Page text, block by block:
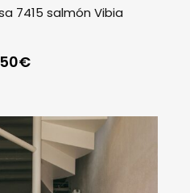
7415 salmón Vibia
€